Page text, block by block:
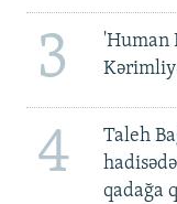
3
'Human
4
Taleh
qadağa